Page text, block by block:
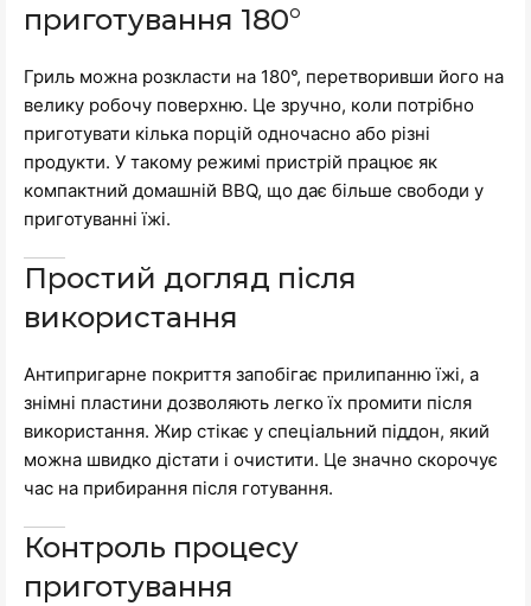
приготування 180°
Гриль можна розкласти на 180°, перетворивши його на
велику робочу поверхню. Це зручно, коли потрібно
приготувати кілька порцій одночасно або різні
продукти. У такому режимі пристрій працює як
компактний домашній BBQ, що дає більше свободи у
приготуванні їжі.
Простий догляд після
використання
Антипригарне покриття запобігає прилипанню їжі, а
знімні пластини дозволяють легко їх промити після
використання. Жир стікає у спеціальний піддон, який
можна швидко дістати і очистити. Це значно скорочує
час на прибирання після готування.
Контроль процесу
приготування